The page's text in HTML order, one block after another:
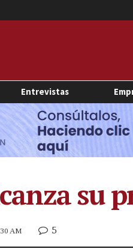
Entrevistas
su
AM 5